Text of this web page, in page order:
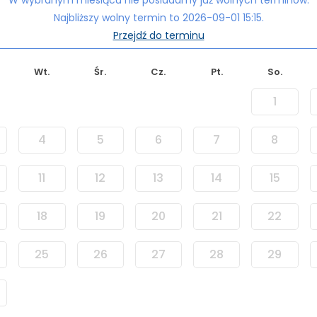
Najbliższy wolny termin to 2026-09-01 15:15.
Przejdź do terminu
Wt. Śr. Cz. Pt. So.
1
4 5 6 7 8
11 12 13 14 15
18 19 20 21 22
25 26 27 28 29